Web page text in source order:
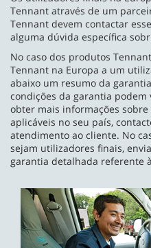
Tennant através de um
Tennant devem contactar
alguma dúvida específica
No caso dos produtos
Tennant na Europa a um
abaixo um resumo da
condições da garantia podem
obter mais informações
aplicáveis no seu país,
atendimento ao cliente. No
sejam utilizadores finais,
garantia detalhada referente